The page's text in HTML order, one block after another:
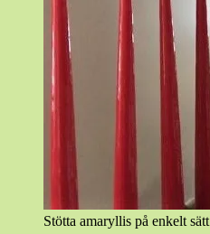
Stötta amaryllis på enkelt sätt